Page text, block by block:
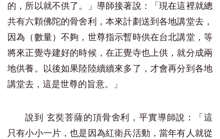
的，所以就不供了。」導師接著說：「現在這裡就總
共有六顆佛陀的骨舍利，本來計劃送到各地講堂去，
因為（數量）不夠，世尊指示暫時供在台北講堂，等
將來正覺寺建好的時候，在正覺寺也上供，就分成兩
地供養。以後如果陸陸續續來多了，才會再分到各地
講堂去，這是世尊的旨意。」
說到 玄奘菩薩的頂骨舍利，平實導師說：「這
只有小小一片，也是因為紅衛兵活動，當年有人就從